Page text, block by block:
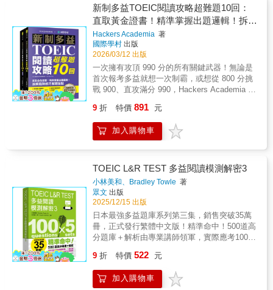
失分的弱點，讓你完美突破解題障礙。 7. 貼心
標示新制題型 中譯處貼心標示出各類新制題
型，幫助讀者馬上辨識留意，並迅速熟悉新制
考題，進而提升答題專注力。 熱銷《挑戰新多
益系列》好評如潮！破解新制多益考題動向，
豐富試題再升級！ 讓你一次掌握所有聽力閱讀
必考題型！新制多益聽力＋閱讀滿分全真模擬
試題，直指最新命題核心，掌握最新命題邏
人眼花耳亂？語意判斷題是否會讓人一知半
填空」要怎麼解？三篇閱讀短時間內看得完
嗎？一次掌握全新10回2000題新制多益【聽力
＋閱讀】全真模擬試題，有了這本黃金題庫，
新制題型也能拿滿分！新制多益聽力、閱讀黃
金試題10回扎實訓練，讓您過關斬將，輕鬆戰
勝NEW TOEIC新制多益！-----------------------------
---------------------------------------------------------------搭
配寂天雲APP聆聽訓練聽力最有效！掃描封面
QR Code，下載專屬音檔，母語老師帶你標準
發音、練就超強聽力！功能特色：• 靈活播放：
循環、單曲重播、自訂播放速度，學習更有效
率。• 便利設計： 內建QR Code掃描，快速定
位書本內容。• 隨時學習： 支援背景播放，通
勤、運動、睡前都能學。• 重點標記： 加星號
標籤，快速復習高頻音檔。讓書本與音檔無縫
考題方向，完美掌握出題模式及解題步驟技
巧，讓你順利達標750分，打好搶進高分的基礎
就靠這本！本書架構PART 1照片描述 根據照片
中「人數或事物╱背景狀態」分析常用描述句
型，一眼洞悉出題方向，站穩考試第一關。
PART 2應答問題 詳細解說各類問句特徵（如
WH問句、助動詞問句）及常見應答方式，聽到
關鍵字句就能輕鬆選出答案。PART 3簡短對
話、PART 4簡短獨白 歸納常見的對話情境（如
會議、人事、旅遊）及獨白類型（如廣告、電
全盤掌握話題走向和細節資訊，攻克多益聽力
終極難關。每Part包含3步驟，藉由循序漸進式
訓練及大量聽寫題型，實際演練打好多益聽力
例演練，仔細剖析解題重點，分析出題傾向，
迅速掌握命題模式及作答要點。↓STEP 2常考
用法 彙整該題型常出現的單字、片語及句型，
從高頻字彙到常考句型一應俱全，藉由關鍵字
詞瞬間抓住話題方向，高效厚植聽解實力。
↓STEP 3聽寫練習 將聽力內容設計成填空題，
立即運用「常考用法」中學到的單字、片語及
熟悉常考高頻字詞，並善用立即測驗提升學習
成效，修正錯誤知識，扎實內化解題所需關鍵
字。↓實戰演練 同樣採取聆聽＋手寫的練習模
新制多益TOEIC閱讀攻略超難題10回：
直取黃金證書！精準掌握出題邏輯！拆解
陷阱技巧解題盲點 （雙書裝＋單字音檔
下載QR碼）
Hackers Academia 著
國際學村 出版
2026/03/12 出版
一次擁有攻頂 990 分的所有關鍵武器！無論是
首次報考多益就想一次制霸，或想從 800 分挑
戰 900、直攻滿分 990，Hackers Academia 團
關鍵！嚴選 10 回高難度閱讀測驗，完整重現官
方題型與命題思維！每一題解析中附有「關鍵
文法概念」，讓你練一次就等於考一次！題目
祕訣！每一題提供難易度分級、考點歸納與自
我檢視表，幫助你有系統地追蹤進步幅度、修
正盲點。搭配 QR 碼下載的核心單字表與朗讀
MP3，輕鬆累積高頻字彙，穩定提升閱讀速度
與理解力！
9 折 特價 891 元
加入購物車
TOEIC L&R TEST 多益閱讀模測解密3
小林美和、Bradley Towle 著
眾文 出版
2025/12/15 出版
日本最強多益題庫系列第三集，銷售突破35萬
冊，正式發行繁體中文版！精準命中！500道高
分題庫＋解析由專業講師領軍，實際應考1000
高分的祕密！多益名校Essence English
School是日本第一的多益專門校，教師團隊每
月進場，累積超過1000次以上的應考經驗，完
9 折 特價 522 元
加入購物車